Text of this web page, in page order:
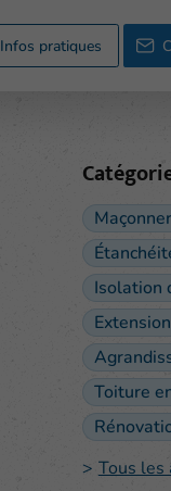
Infos pratiques
Isolation
Toiture
Tous les